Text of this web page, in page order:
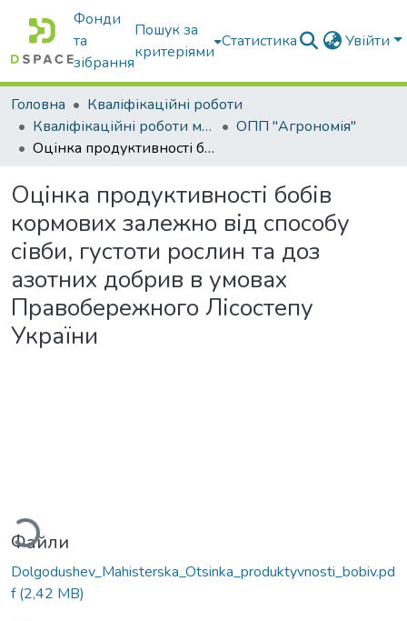
Фонди
та
зібрання
Пошук за
критеріями
Статистика Увійти
Головна
Кваліфікаційні роботи
Кваліфікаційні роботи магістрів
ОПП "Агрономія"
Оцінка продуктивності бобів кормових залежно від способу сівби, густоти рослин та доз азотних добрив в умовах Правобережного Лісостепу України
Оцінка продуктивності бобів
кормових залежно від способу
сівби, густоти рослин та доз
азотних добрив в умовах
Правобережного Лісостепу
України
Файли
Dolgodushev_Mahisterska_Otsinka_produktyvnosti_bobiv.pd
f(2,42 MB)